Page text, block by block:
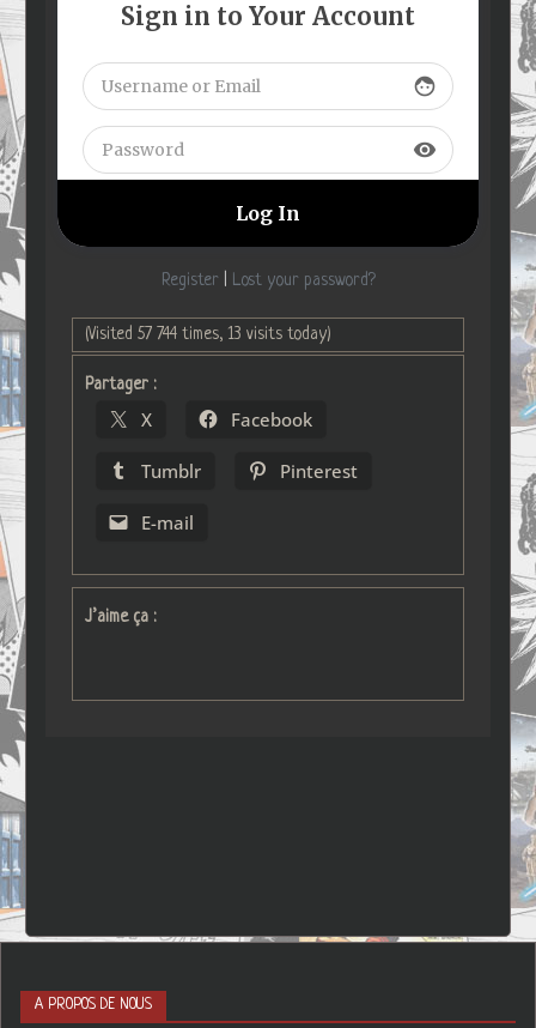
Sign in to Your Account
face
visibility
Register Lost your password?
(Visited 57 744 times, 13 visits today)
Partager :
X Facebook
Tumblr Pinterest
E-mail
J’aime ça :
A PROPOS DE NOUS